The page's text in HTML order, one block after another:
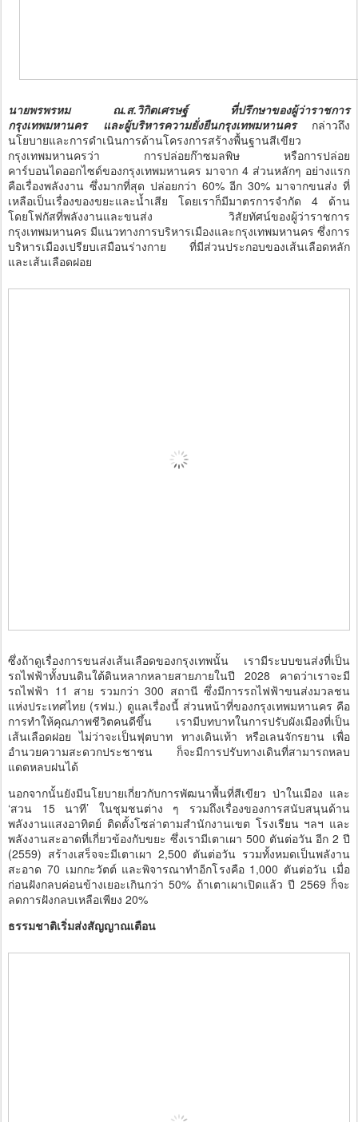
นายพรพรหม ณ.ส.วิกิตเศรษฐ์ ที่ปรึกษาของผู้ว่าราชการ
กรุงเทพมหานคร และผู้บริหารความยั่งยืนกรุงเทพมหานคร กล่าวถึง
นโยบายและการดำเนินการด้านโครงการสร้างพื้นฐานสีเขียว
กรุงเทพมหานครว่า การปล่อยก๊าซมลพิษ หรือการปล่อย
คาร์บอนไดออกไซด์ของกรุงเทพมหานคร มาจาก 4 ส่วนหลักๆ อย่างแรก
คือเรื่องพลังงาน ซึ่งมากที่สุด ปล่อยกว่า 60% อีก 30% มาจากขนส่ง ที่
เหลือเป็นเรื่องของขยะและน้ำเสีย โดยเราก็มีมาตรการจำกัด 4 ด้าน
โดยโฟกัสที่พลังงานและขนส่ง วิสัยทัศน์ของผู้ว่าราชการ
กรุงเทพมหานคร มีแนวทางการบริหารเมืองและกรุงเทพมหานคร ซึ่งการ
บริหารเมืองเปรียบเสมือนร่างกาย ที่มีส่วนประกอบของเส้นเลือดหลัก
และเส้นเลือดฝอย
ซึ่งถ้าดูเรื่องการขนส่งเส้นเลือดของกรุงเทพนั้น เรามีระบบขนส่งที่เป็น
รถไฟฟ้าทั้งบนดินใต้ดินหลากหลายสายภายในปี 2028 คาดว่าเราจะมี
รถไฟฟ้า 11 สาย รวมกว่า 300 สถานี ซึ่งมีการรถไฟฟ้าขนส่งมวลชน
แห่งประเทศไทย (รฟม.) ดูแลเรื่องนี้ ส่วนหน้าที่ของกรุงเทพมหานคร คือ
การทำให้คุณภาพชีวิตคนดีขึ้น เรามีบทบาทในการปรับผังเมืองที่เป็น
เส้นเลือดฝอย ไม่ว่าจะเป็นฟุตบาท ทางเดินเท้า หรือเลนจักรยาน เพื่อ
อำนวยความสะดวกประชาชน ก็จะมีการปรับทางเดินที่สามารถหลบ
แดดหลบฝนได้
นอกจากนั้นยังมีนโยบายเกี่ยวกับการพัฒนาพื้นที่สีเขียว ป่าในเมือง และ
‘สวน 15 นาที’ ในชุมชนต่าง ๆ รวมถึงเรื่องของการสนับสนุนด้าน
พลังงานแสงอาทิตย์ ติดตั้งโซล่าตามสำนักงานเขต โรงเรียน ฯลฯ และ
พลังงานสะอาดที่เกี่ยวข้องกับขยะ ซึ่งเรามีเตาเผา 500 ตันต่อวัน อีก 2 ปี
(2559) สร้างเสร็จจะมีเตาเผา 2,500 ตันต่อวัน รวมทั้งหมดเป็นพลังาน
สะอาด 70 เมกกะวัตต์ และพิจารณาทำอีกโรงคือ 1,000 ตันต่อวัน เมื่อ
ก่อนฝังกลบค่อนข้างเยอะเกินกว่า 50% ถ้าเตาเผาเปิดแล้ว ปี 2569 ก็จะ
ลดการฝังกลบเหลือเพียง 20%
ธรรมชาติเริ่มส่งสัญญาณเตือน